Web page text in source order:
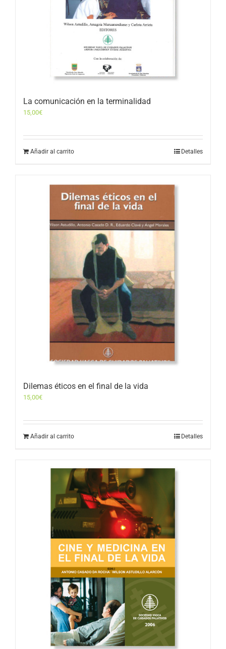
La comunicación en la terminalidad
15,00€
Añadir al carrito Detalles
Dilemas éticos en el final de la vida
15,00€
Añadir al carrito Detalles